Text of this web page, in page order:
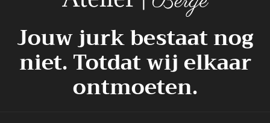
Jouw jurk bestaat nog
niet. Totdat wij elkaar
ontmoeten.